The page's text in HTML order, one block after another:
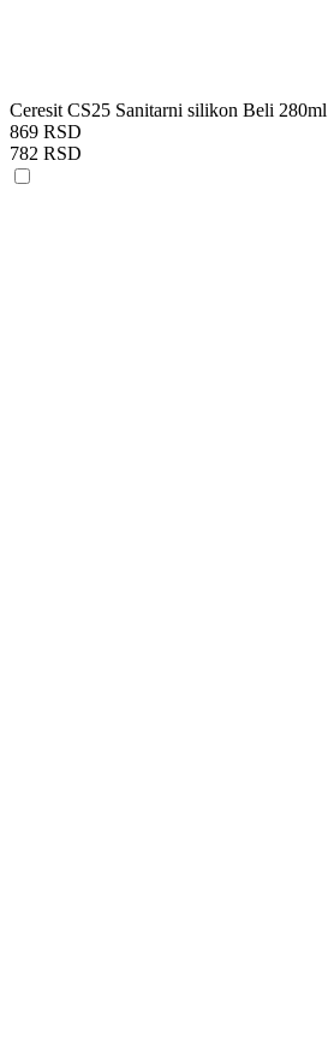
Ceresit CS25 Sanitarni silikon Beli 280ml
869 RSD
782 RSD